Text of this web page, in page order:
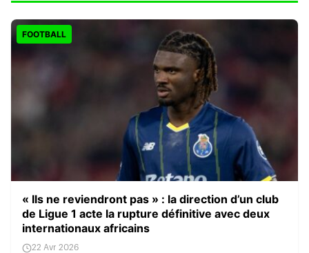
FOOTBALL
« Ils ne reviendront pas » : la direction d’un club
de Ligue 1 acte la rupture définitive avec deux
internationaux africains
22 Avr 2026